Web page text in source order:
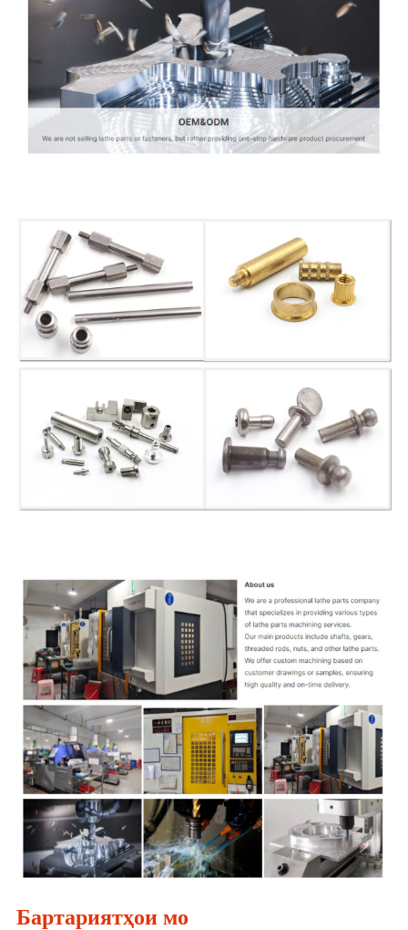
Бартариятҳои мо